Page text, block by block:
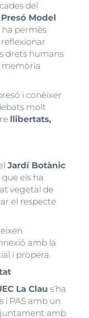
del
Model
ha permès
drets humans
memòria
i conèixer
molt
llibertats,
Jardí Botànic
els ha
vegetal de
el respecte
amb la
i propera.
La Clau s’ha
i PAS amb un
amb